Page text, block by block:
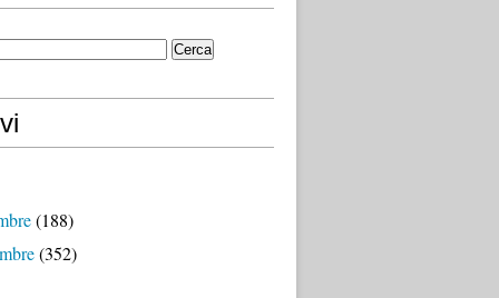
(188)
(352)